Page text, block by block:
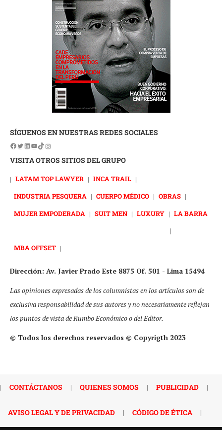
SÍGUENOS EN NUESTRAS REDES SOCIALES
VISITA OTROS SITIOS DEL GRUPO
| LATAM TOP LAWYER | INCA TRAIL |
INDUSTRIA PESQUERA | CUERPO MÉDICO | OBRAS |
MUJER EMPODERADA | SUIT MEN | LUXURY | LA BARRA
|
MBA OFFSET |
Dirección: Av. Javier Prado Este 8875 Of. 501 - Lima 15494
Las opiniones expresadas de los columnistas en los artículos son de
exclusiva responsabilidad de sus autores y no necesariamente reflejan
los puntos de vista de Rumbo Económico o del Editor.
© Todos los derechos reservados © Copyrigth 2023
| CONTÁCTANOS | QUIENES SOMOS | PUBLICIDAD |
AVISO LEGAL Y DE PRIVACIDAD | CÓDIGO DE ÉTICA |